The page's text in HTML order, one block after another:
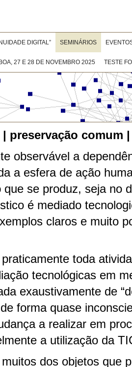
DIGITAL” SEMINÁRIOS
27 E 28 DE NOVEMBRO 2025 TESTE
| preservação
observável a
a esfera de ação
que se produz, seja no
é mediado
claros e muito
toda
tecnológicas em
exaustivamente de
forma quase
a realizar em
a utilização da
dos objetos que